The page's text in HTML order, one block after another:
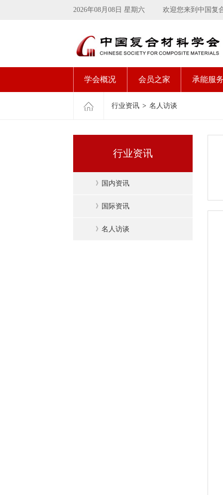
2026年08月08日 星期六 欢迎您来到中国复
学会概况 会员之家 承能服
行业资讯 > 名人访谈
行业资讯
》 国内资讯
》 国际资讯
》 名人访谈